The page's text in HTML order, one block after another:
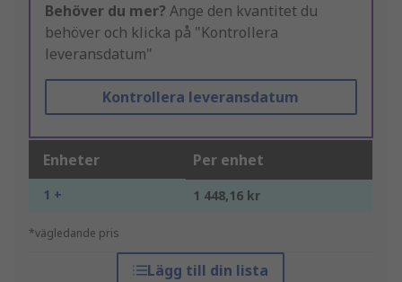
Behöver du mer? Ange den kvantitet du
behöver och klicka på "Kontrollera
leveransdatum"
Kontrollera leveransdatum
Enheter Per enhet
1 + 1 448,16 kr
*vägledande pris
Lägg till din lista